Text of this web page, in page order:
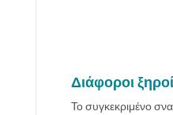
Διάφοροι
Το συγκεκριμένο